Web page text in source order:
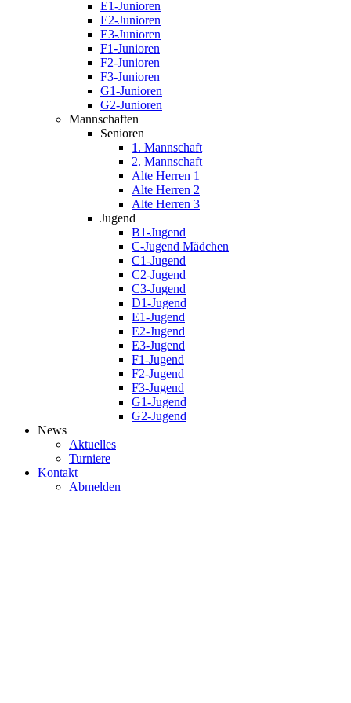
E1-Junioren
E2-Junioren
E3-Junioren
F1-Junioren
F2-Junioren
F3-Junioren
G1-Junioren
G2-Junioren
Mannschaften
Senioren
1. Mannschaft
2. Mannschaft
Alte Herren 1
Alte Herren 2
Alte Herren 3
Jugend
B1-Jugend
C-Jugend Mädchen
C1-Jugend
C2-Jugend
C3-Jugend
D1-Jugend
E1-Jugend
E2-Jugend
E3-Jugend
F1-Jugend
F2-Jugend
F3-Jugend
G1-Jugend
G2-Jugend
News
Aktuelles
Turniere
Kontakt
Abmelden